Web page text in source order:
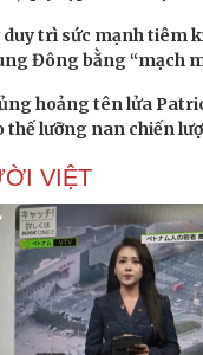
duy trì sức mạnh tiêm
Đông bằng “mạch
hoảng tên lửa
thế lưỡng nan chiến
VIỆT